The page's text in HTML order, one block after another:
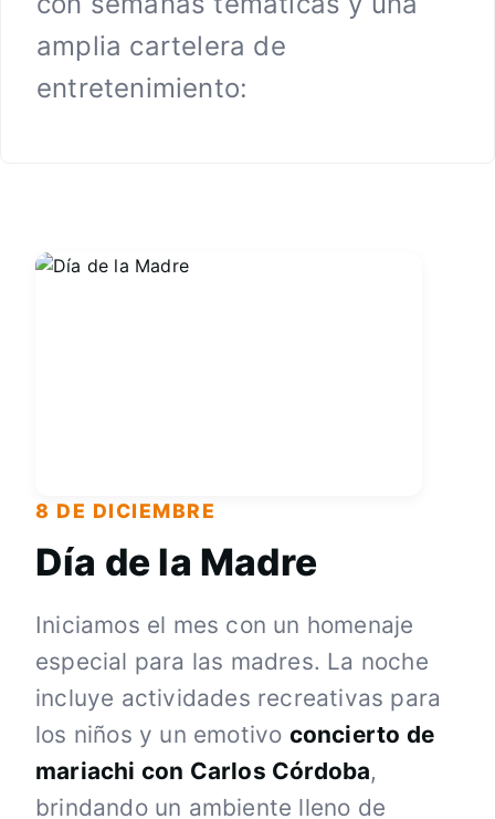
amplia cartelera de
entretenimiento:
8 DE DICIEMBRE
Día de la Madre
Iniciamos el mes con un homenaje
especial para las madres. La noche
incluye actividades recreativas para
los niños y un emotivo concierto de
mariachi con Carlos Córdoba,
brindando un ambiente lleno de